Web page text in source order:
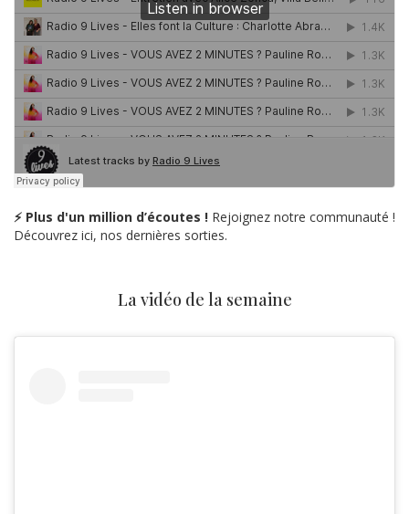
⚡ Plus d'un million d’écoutes ! Rejoignez notre communauté !
Découvrez ici, nos dernières sorties.
La vidéo de la semaine